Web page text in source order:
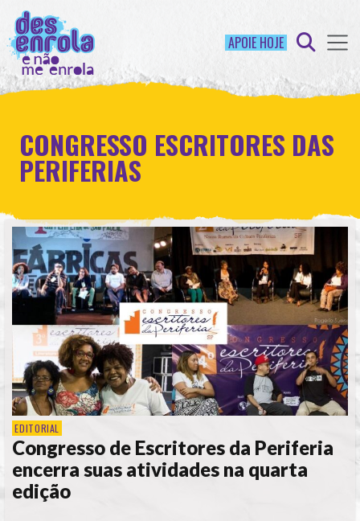
APOIE HOJE
CONGRESSO ESCRITORES DAS
PERIFERIAS
EDITORIAL
Congresso de Escritores da Periferia
encerra suas atividades na quarta
edição